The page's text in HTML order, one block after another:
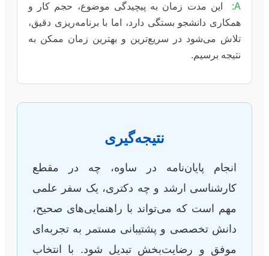
A:
این مدت زمان به پیچیدگی موضوع، حجم کار و
همکاری دانشجو بستگی دارد، اما با برنامه‌ریزی دقیق،
تلاش می‌شود در سریع‌ترین و بهترین زمان ممکن به
نتیجه برسیم.
نتیجه‌گیری
انجام پایان‌نامه در ساوه، چه در مقطع
کارشناسی ارشد و چه دکتری، یک سفر علمی
مهم است که می‌تواند با راهنمایی‌های صحیح،
دانش تخصصی و پشتیبانی مستمر به تجربه‌ای
موفق و رضایت‌بخش تبدیل شود. با انتخاب